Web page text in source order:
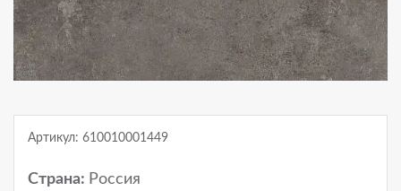
Артикул: 610010001449
Страна: Россия